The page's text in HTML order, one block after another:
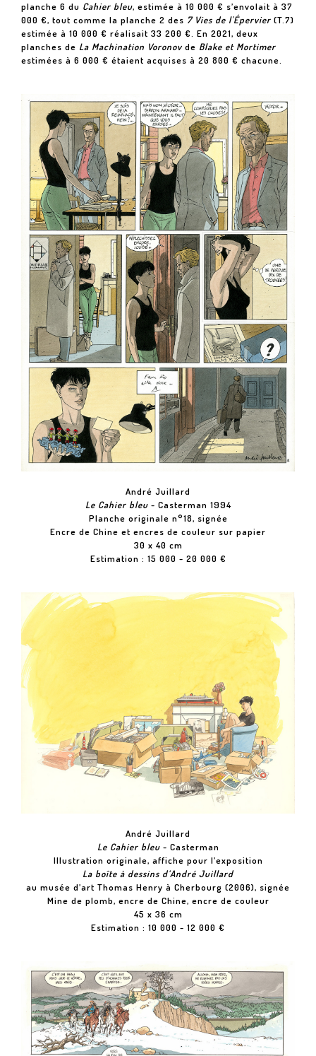
planche 6 du Cahier bleu, estimée à 10 000 € s’envolait à 37
000 €, tout comme la planche 2 des 7 Vies de l'Épervier (T.7)
estimée à 10 000 € réalisait 33 200 €. En 2021, deux
planches de La Machination Voronovde Blake et Mortimer
estimées à 6 000 € étaient acquises à 20 800 € chacune.
André Juillard
Le Cahier bleu- Casterman 1994
Planche originale n°18, signée
Encre de Chine et encres de couleur sur papier
30 x 40 cm
Estimation : 15 000 - 20 000 €
André Juillard
Le Cahier bleu - Casterman
Illustration originale, affiche pour l’exposition
La boîte à dessins d’André Juillard
au musée d’art Thomas Henry à Cherbourg (2006), signée
Mine de plomb, encre de Chine, encre de couleur
45 x 36 cm
Estimation : 10 000 - 12 000 €